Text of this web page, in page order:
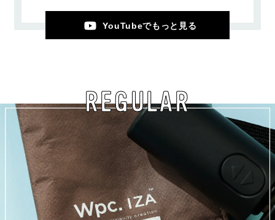
YouTubeでもっと見る
REGULAR